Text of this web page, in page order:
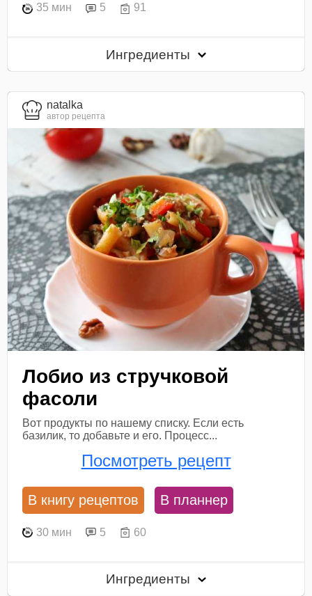
35 мин 5 91
Ингредиенты
natalka
автор рецепта
Лобио из стручковой
фасоли
Вот продукты по нашему списку. Если есть
базилик, то добавьте и его. Процесс...
Посмотреть рецепт
В книгу рецептов В планнер
30 мин 5 60
Ингредиенты